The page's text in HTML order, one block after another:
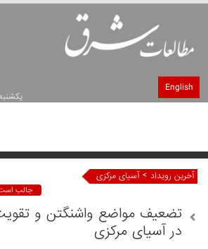
English
يکشنبه ۱۸ مرداد ۱۴۰۵ ساعت: ۰۶:۲۵
آخرین رویداد > آسیای مرکزی
جالب
تضعیف مواضع واشنگتن و
در آسیای مرکزی